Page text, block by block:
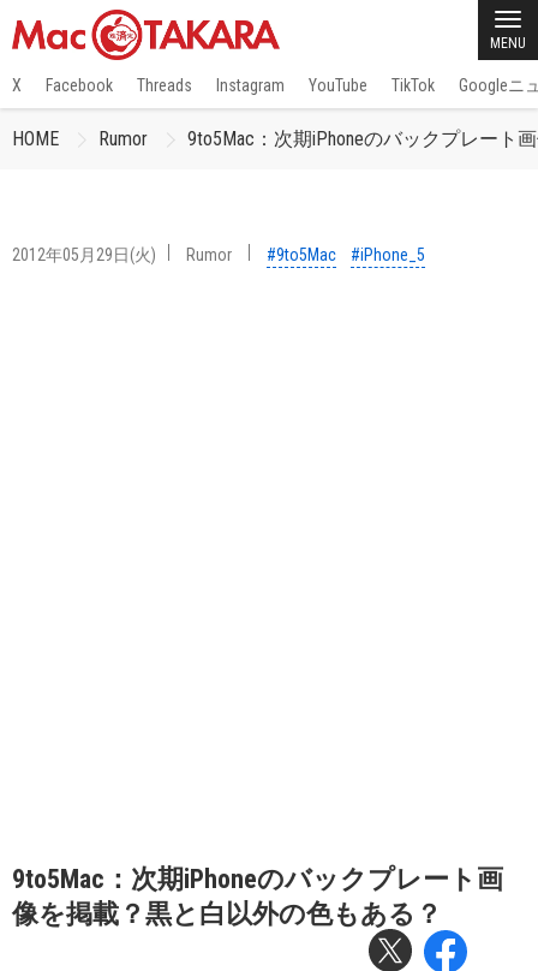
MENU
X Facebook Threads Instagram YouTube TikTok Googleニ
HOME Rumor 9to5Mac：次期iPhoneのバックプレート
2012年05月29日(火) Rumor #9to5Mac #iPhone_5
9to5Mac：次期iPhoneのバックプレート画
像を掲載？黒と白以外の色もある？